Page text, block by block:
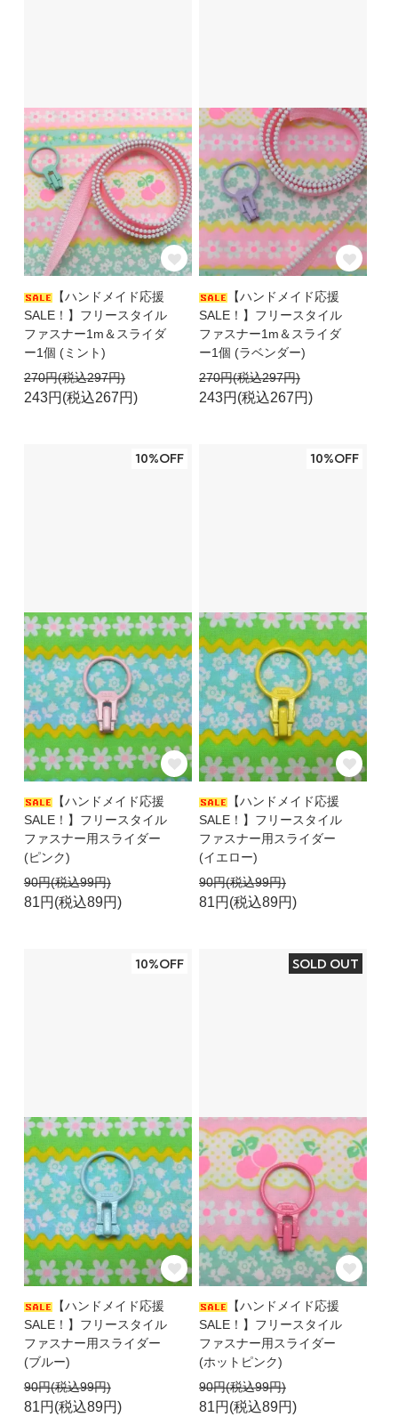
【ハンドメイド応援
SALE！】フリースタイル
ファスナー1m＆スライダ
ー1個 (ミント)
270円(税込297円)
243円(税込267円)
【ハンドメイド応援
SALE！】フリースタイル
ファスナー1m＆スライダ
ー1個 (ラベンダー)
270円(税込297円)
243円(税込267円)
10%OFF
【ハンドメイド応援
SALE！】フリースタイル
ファスナー用スライダー
(ピンク)
90円(税込99円)
81円(税込89円)
10%OFF
【ハンドメイド応援
SALE！】フリースタイル
ファスナー用スライダー
(イエロー)
90円(税込99円)
81円(税込89円)
10%OFF
【ハンドメイド応援
SALE！】フリースタイル
ファスナー用スライダー
(ブルー)
90円(税込99円)
81円(税込89円)
SOLD OUT
【ハンドメイド応援
SALE！】フリースタイル
ファスナー用スライダー
(ホットピンク)
90円(税込99円)
81円(税込89円)